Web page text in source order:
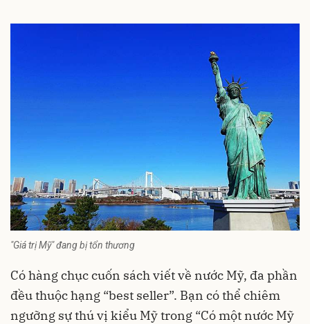
"Giá trị Mỹ" đang bị tổn thương
Có hàng chục cuốn sách viết về nước Mỹ, đa phần
đều thuộc hạng “best seller”. Bạn có thể chiêm
ngưỡng sự thú vị kiểu Mỹ trong “Có một nước Mỹ